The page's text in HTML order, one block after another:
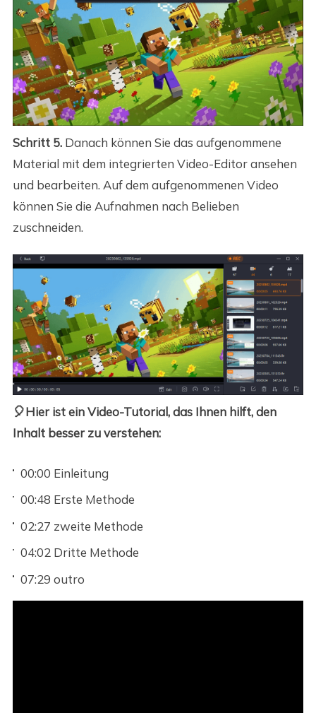
Schritt 5. Danach können Sie das aufgenommene
Material mit dem integrierten Video-Editor ansehen
und bearbeiten. Auf dem aufgenommenen Video
können Sie die Aufnahmen nach Belieben
zuschneiden.
🎈Hier ist ein Video-Tutorial, das Ihnen hilft, den
Inhalt besser zu verstehen:
00:00 Einleitung
00:48 Erste Methode
02:27 zweite Methode
04:02 Dritte Methode
07:29 outro